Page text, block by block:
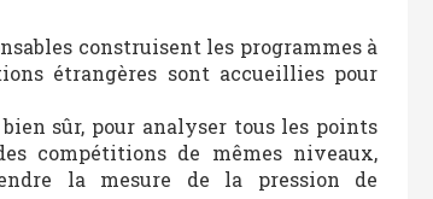
construisent les programmes à
étrangères sont accueillies pour
sûr, pour analyser tous les points
compétitions de mêmes niveaux,
la mesure de la pression de